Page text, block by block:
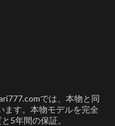
では、本物と同
ます。本物モデルを完全
5年間の保証。